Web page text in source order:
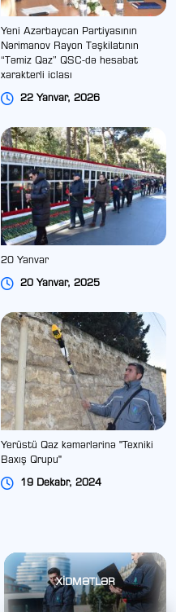
Yeni Azərbaycan Partiyasının
Nərimanov Rayon Təşkilatının
“Təmiz Qaz” QSC-də hesabat
xarakterli iclası
22 Yanvar, 2026
20 Yanvar
20 Yanvar, 2025
Yerüstü Qaz kəmərlərinə "Texniki
Baxış Qrupu"
19 Dekabr, 2024
XİDMƏTLƏR